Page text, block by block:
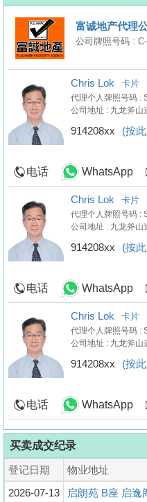
富诚地产代理
公司牌照号码 :
Chris Lok 卡片
代理个人牌照号码 :
公司地址 : 九龙斧
914208xx (按
电话 WhatsApp
Chris Lok 卡片
代理个人牌照号码 :
公司地址 : 九龙斧
914208xx (按
电话 WhatsApp
Chris Lok 卡片
代理个人牌照号码 :
公司地址 : 九龙斧
914208xx (按
电话 WhatsApp
买卖成交纪录
登记日期 物业地址
2026-07-13
启朗苑 B座 启逸